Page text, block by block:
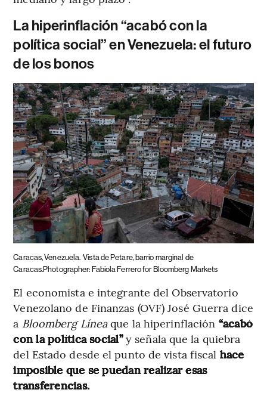
La hiperinflación“acabó con la
política social” en Venezuela: el futuro
de los bonos
Caracas, Venezuela. Vista de Petare, barrio marginal de
Caracas.Photographer: Fabiola Ferrero for Bloomberg Markets
El economista e integrante del Observatorio
Venezolano de Finanzas (OVF) José Guerra dice
a Bloomberg Líneaque la hiperinflación “acabó
con la política social”y señala que la quiebra
del Estado desde el punto de vista fiscal hace
imposible que se puedan realizar esas
transferencias.